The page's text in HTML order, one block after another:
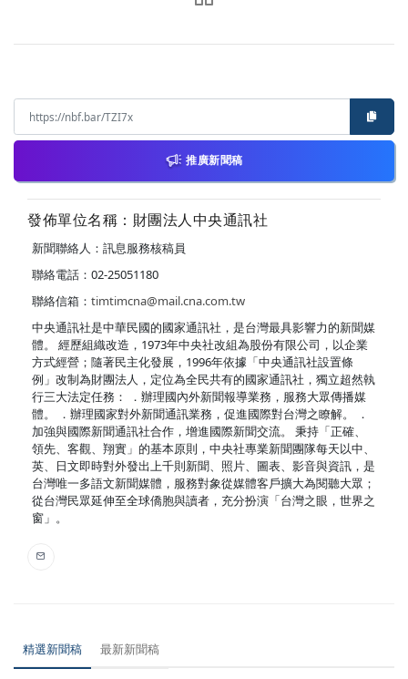
推廣新聞稿
發佈單位名稱：財團法人中央通訊社
新聞聯絡人：訊息服務核稿員
聯絡電話：02-25051180
聯絡信箱： timtimcna@mail.cna.com.tw
中央通訊社是中華民國的國家通訊社，是台灣最具影響力的新聞媒
體。 經歷組織改造，1973年中央社改組為股份有限公司，以企業
方式經營；隨著民主化發展，1996年依據「中央通訊社設置條
例」改制為財團法人，定位為全民共有的國家通訊社，獨立超然執
行三大法定任務： ．辦理國內外新聞報導業務，服務大眾傳播媒
體。 ．辦理國家對外新聞通訊業務，促進國際對台灣之瞭解。 ．
加強與國際新聞通訊社合作，增進國際新聞交流。 秉持「正確、
領先、客觀、翔實」的基本原則，中央社專業新聞團隊每天以中、
英、日文即時對外發出上千則新聞、照片、圖表、影音與資訊，是
台灣唯一多語文新聞媒體，服務對象從媒體客戶擴大為閱聽大眾；
從台灣民眾延伸至全球僑胞與讀者，充分扮演「台灣之眼，世界之
窗」。
精選新聞稿 最新新聞稿